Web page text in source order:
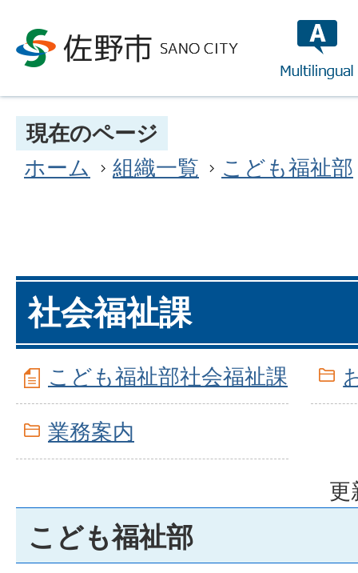
現在のページ
ホーム
組織一覧 こども福祉部
社会福祉課
こども福祉部社会福祉課
業務案内
更
こども福祉部